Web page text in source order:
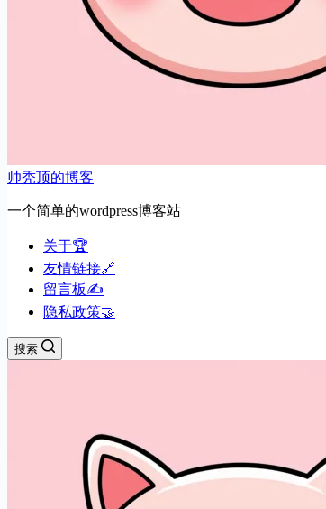
帅秃顶的博客
一个简单的wordpress博客站
关于🏆
友情链接🔗
留言板✍️
隐私政策🤝
搜索